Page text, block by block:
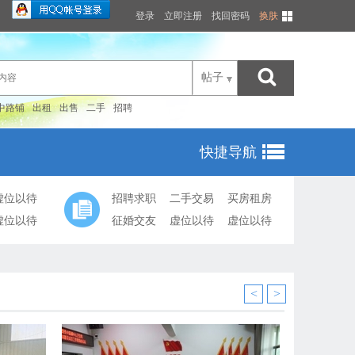
登录 立即注册 找回密码 换肤
帖子
路铺 出租 出售 二手 招聘
快捷导航
位以待
位以待
招聘求职 二手交易
买房租房
征婚交友
虚位以待 虚位以待
< >